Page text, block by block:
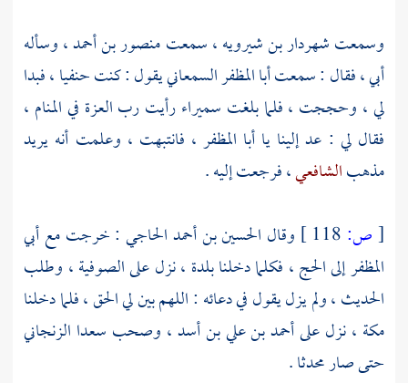
وسمعتشهردار بن شيرويه، سمعتمنصور بن أحمد، وسأله
أبي ، فقال : سمعتأبا المظفر السمعانييقول : كنت حنفيا ، فبدا
لي ، وحججت ، فلما بلغت سميراءرأيت رب العزة في المنام ،
فقال لي : عد إلينا يا أبا المظفر ، فانتبهت ، وعلمت أنه يريد
مذهبالشافعي، فرجعت إليه .
[ص: وقال الحسين بن أحمد الحاجي : خرجت معأبي
المظفرإلى الحج ، فكلما دخلنا بلدة ، نزل علىالصوفية، وطلب
الحديث ، ولم يزل يقول في دعائه : اللهم بين لي الحق ، فلما دخلنا
مكة ، نزل علىأحمد بن علي بن أسد، وصحب سعدا الزنجاني
حتى صار محدثا .